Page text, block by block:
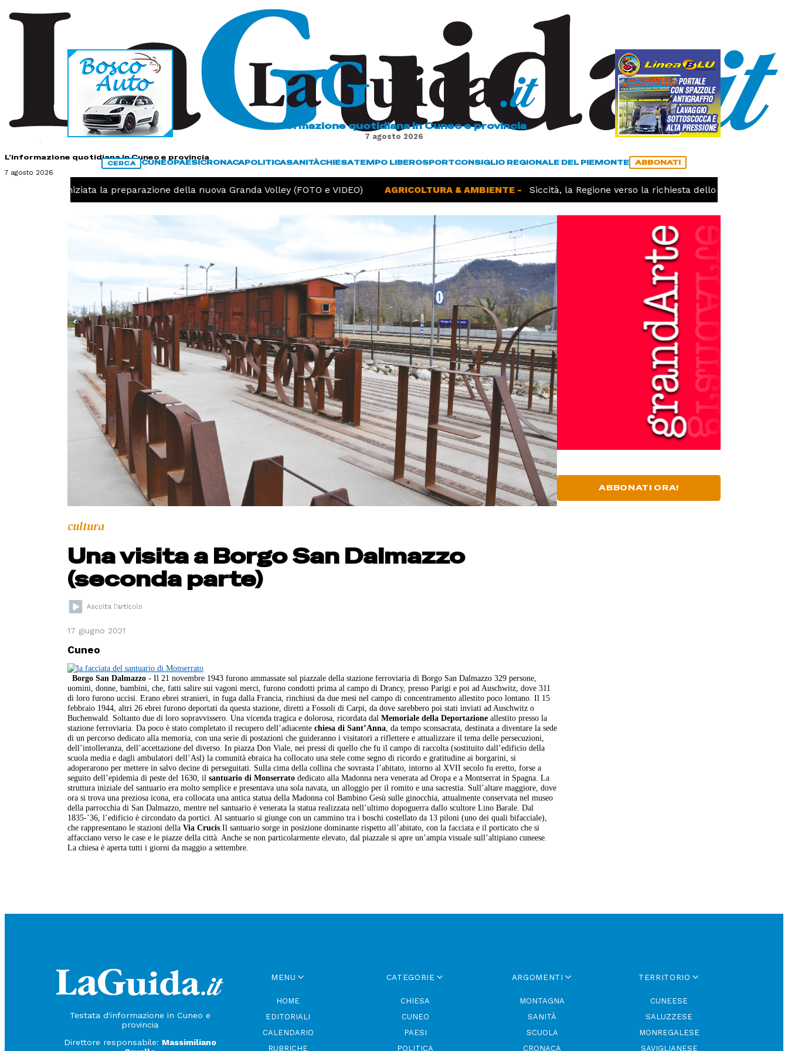
L'informazione quotidiana in Cuneo e provincia
7 agosto 2026
L'informazione quotidiana in Cuneo e provincia
7 agosto 2026
CERCA CUNEOPAESICRONACAPOLITICASANITÀCHIESATEMPO LIBEROSPORTCONSIGLIO REGIONALE DEL PIEMONTE ABBONATI
Pallavolo, iniziata la preparazione della nuova Granda Volley (FOTO e VIDEO) AGRICOLTURA & AMBIENTE - Siccità, la Regione verso la richiesta dello stato di calamità
cultura
Una visita a Borgo San Dalmazzo
(seconda parte)
17 giugno 2021
Cuneo
Borgo San Dalmazzo - Il 21 novembre 1943 furono ammassate sul piazzale della stazione ferroviaria di Borgo San Dalmazzo 329 persone,
uomini, donne, bambini, che, fatti salire sui vagoni merci, furono condotti prima al campo di Drancy, presso Parigi e poi ad Auschwitz, dove 311
di loro furono uccisi. Erano ebrei stranieri, in fuga dalla Francia, rinchiusi da due mesi nel campo di concentramento allestito poco lontano. Il 15
febbraio 1944, altri 26 ebrei furono deportati da questa stazione, diretti a Fossoli di Carpi, da dove sarebbero poi stati inviati ad Auschwitz o
Buchenwald. Soltanto due di loro sopravvissero. Una vicenda tragica e dolorosa, ricordata dalMemoriale della Deportazione allestito presso la
stazione ferroviaria. Da poco è stato completato il recupero dell’adiacentechiesa di Sant’Anna, da tempo sconsacrata, destinata a diventare la sede
di un percorso dedicato alla memoria, con una serie di postazioni che guideranno i visitatori a riflettere e attualizzare il tema delle persecuzioni,
dell’intolleranza, dell’accettazione del diverso. In piazza Don Viale, nei pressi di quello che fu il campo di raccolta (sostituito dall’edificio della
scuola media e dagli ambulatori dell’Asl) la comunità ebraica ha collocato una stele come segno di ricordo e gratitudine ai borgarini, si
adoperarono per mettere in salvo decine di perseguitati. Sulla cima della collina che sovrasta l’abitato, intorno al XVII secolo fu eretto, forse a
seguito dell’epidemia di peste del 1630, ilsantuario di Monserrato dedicato alla Madonna nera venerata ad Oropa e a Montserrat in Spagna. La
struttura iniziale del santuario era molto semplice e presentava una sola navata, un alloggio per il romito e una sacrestia. Sull’altare maggiore, dove
ora si trova una preziosa icona, era collocata una antica statua della Madonna col Bambino Gesù sulle ginocchia, attualmente conservata nel museo
della parrocchia di San Dalmazzo, mentre nel santuario è venerata la statua realizzata nell’ultimo dopoguerra dallo scultore Lino Barale. Dal
1835-’36, l’edificio è circondato da portici. Al santuario si giunge con un cammino tra i boschi costellato da 13 piloni (uno dei quali bifacciale),
che rappresentano le stazioni dellaVia Crucis.Il santuario sorge in posizione dominante rispetto all’abitato, con la facciata e il porticato che si
affacciano verso le case e le piazze della città. Anche se non particolarmente elevato, dal piazzale si apre un’ampia visuale sull’altipiano cuneese.
La chiesa è aperta tutti i giorni da maggio a settembre.
ABBONATI ORA!
Testata d'informazione in Cuneo e
provincia
Direttore responsabile: Massimiliano
MENU
HOME
EDITORIALI
CALENDARIO
RUBRICHE
CATEGORIE
CHIESA
CUNEO
PAESI
POLITICA
ARGOMENTI
MONTAGNA
SANITÀ
SCUOLA
CRONACA
TERRITORIO
CUNEESE
SALUZZESE
MONREGALESE
SAVIGLIANESE